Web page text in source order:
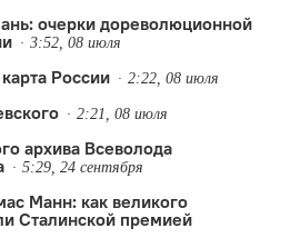
очерки дореволюционной
3:52, 08 июля
России 2:22, 08 июля
2:21, 08 июля
архива Всеволода
5:29, 24 сентября
Манн: как великого
Сталинской премией